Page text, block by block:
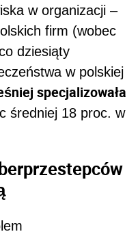
w organizacji –
firm (wobec
dziesiąty
w polskiej
specjalizowała
średniej 18 proc. w